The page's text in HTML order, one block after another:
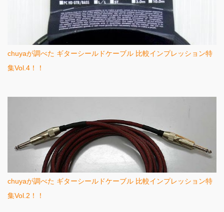
chuyaが調べた ギターシールドケーブル 比較インプレッション特
集Vol.4！！
chuyaが調べた ギターシールドケーブル 比較インプレッション特
集Vol.2！！